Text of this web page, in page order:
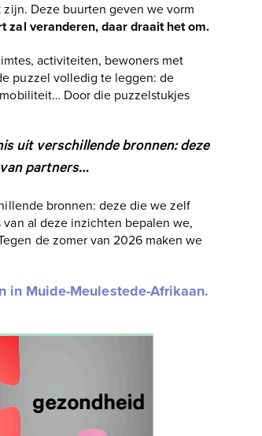
Deze buurten geven we vorm
zal veranderen, daar draait het om.
activiteiten, bewoners met
puzzel volledig te leggen: de
Door die puzzelstukjes
uit verschillende bronnen: deze
partners…
bronnen: deze die we zelf
al deze inzichten bepalen we,
de zomer van 2026 maken we
in Muide-Meulestede-Afrikaan.